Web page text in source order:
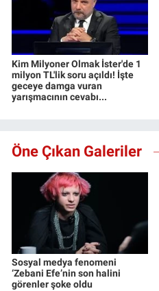
Kim Milyoner Olmak İster'de 1
milyon TL'lik soru açıldı! İşte
geceye damga vuran
yarışmacının cevabı...
Öne Çıkan Galeriler
Sosyal medya fenomeni
‘Zebani Efe’nin son halini
görenler şoke oldu